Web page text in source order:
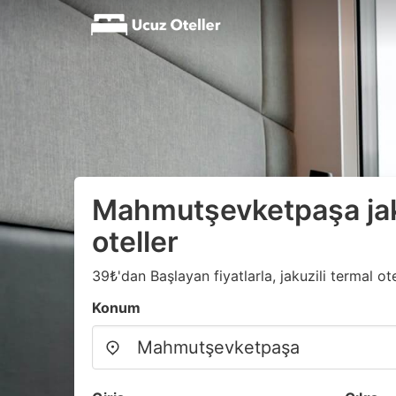
Mahmutşevketpaşa
oteller
39₺'dan Başlayan fiyatlarla, jakuzili termal
Konum